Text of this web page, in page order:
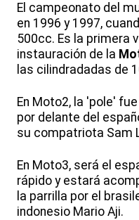
El campeonato del
en 1996 y 1997,
500cc. Es la primera
instauración de la
las cilindradadas de
En Moto2, la 'pole'
por delante del
su compatriota Sam
En Moto3, será el
rápido y estará
la parrilla por el
indonesio Mario Aji.